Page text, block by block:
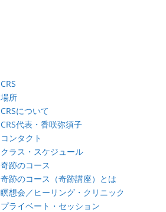
CRS
場所
CRSについて
CRS代表・香咲弥須子
コンタクト
クラス・スケジュール
奇跡のコース
奇跡のコース（奇跡講座）とは
瞑想会／ヒーリング・クリニック
プライベート・セッション